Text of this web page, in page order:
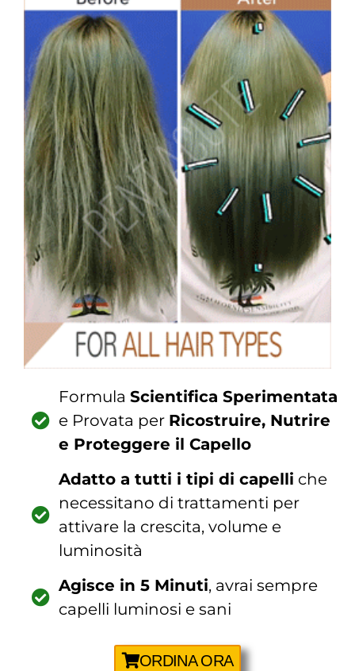
Formula Scientifica Sperimentata
e Provata per Ricostruire, Nutrire
e Proteggere il Capello
Adatto a tutti i tipi di capelli che
necessitano di trattamenti per
attivare la crescita, volume e
luminosità
Agisce in 5 Minuti, avrai sempre
capelli luminosi e sani
ORDINA ORA